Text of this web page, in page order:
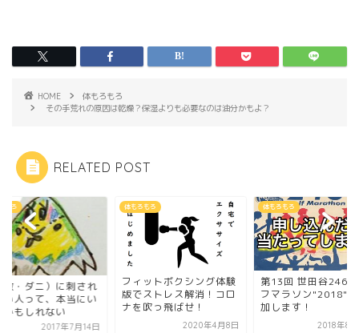
HOME
体もろもろ
その手荒れの原因は乾燥？保湿よりも必要なのは油分かもよ？
RELATED POST
もろ
蚊・ダニ）に刺され
い人って、本当にい
かもしれない
2017年7月14日
体もろもろ
フィットボクシング体験
版でストレス解消！コロ
ナを吹っ飛ばせ！
2020年4月8日
体もろもろ
第13回 世田谷246
フマラソン"2018"
加します！
2018年8